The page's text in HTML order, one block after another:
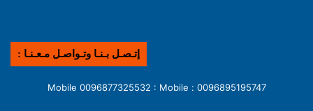
إتـصـل بـنـا وتـواصـل مـعـنـا :
0096895195747 : Mobile 0096877325532 : Mobile